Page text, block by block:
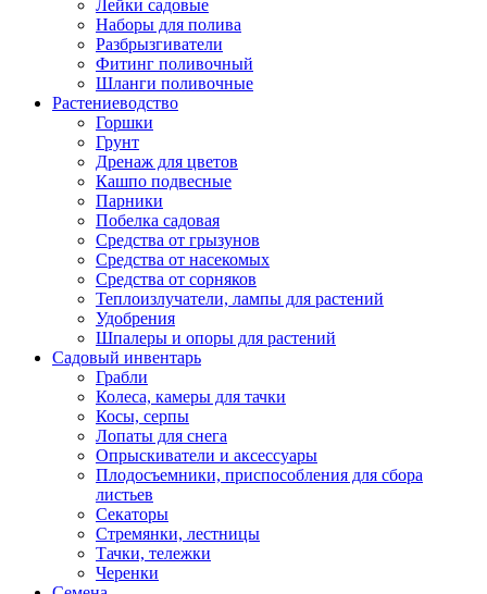
Лейки садовые
Наборы для полива
Разбрызгиватели
Фитинг поливочный
Шланги поливочные
Растениеводство
Горшки
Грунт
Дренаж для цветов
Кашпо подвесные
Парники
Побелка садовая
Средства от грызунов
Средства от насекомых
Средства от сорняков
Теплоизлучатели, лампы для растений
Удобрения
Шпалеры и опоры для растений
Садовый инвентарь
Грабли
Колеса, камеры для тачки
Косы, серпы
Лопаты для снега
Опрыскиватели и аксессуары
Плодосъемники, приспособления для сбора
листьев
Секаторы
Стремянки, лестницы
Тачки, тележки
Черенки